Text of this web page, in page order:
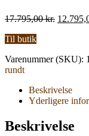
17.795,00kr. Den
Til butik
Varenummer (SKU):
rundt
Beskrivelse
Yderligere
Beskrivelse